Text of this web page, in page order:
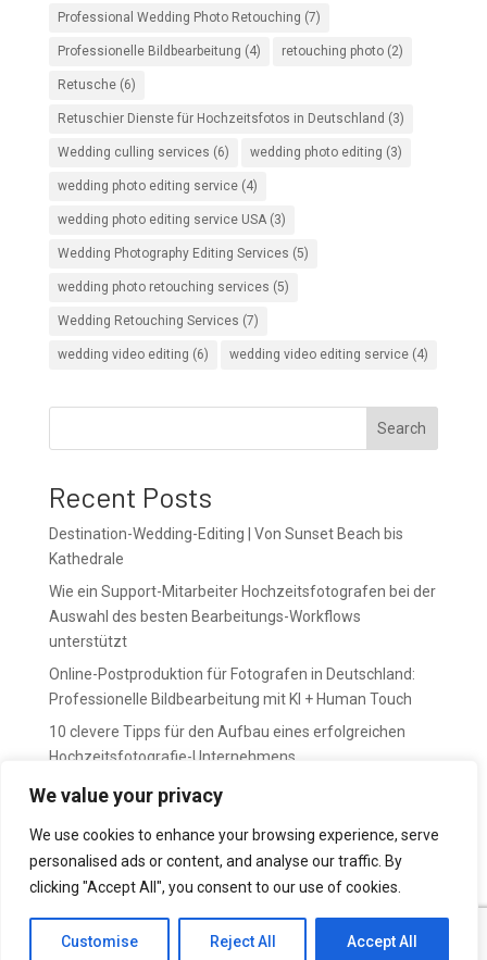
We value your privacy
We use cookies to enhance your browsing experience, serve
personalised ads or content, and analyse our traffic. By
clicking "Accept All", you consent to our use of cookies.
Customise Reject All Accept All
Professional Wedding Photo Retouching (7)
Professionelle Bildbearbeitung (4) retouching photo(2)
Retusche(6)
Retuschier Dienste für Hochzeitsfotos in Deutschland (3)
Wedding culling services (6) wedding photo editing (3)
wedding photo editing service(4)
wedding photo editing service USA(3)
Wedding Photography Editing Services (5)
wedding photo retouching services (5)
Wedding Retouching Services (7)
wedding video editing (6) wedding video editing service(4)
Search
Recent Posts
Destination-Wedding-Editing | Von Sunset Beach bis
Kathedrale
Wie ein Support-Mitarbeiter Hochzeitsfotografen bei der
Auswahl des besten Bearbeitungs-Workflows
unterstützt
Online-Postproduktion für Fotografen in Deutschland:
Professionelle Bildbearbeitung mit KI + Human Touch
10 clevere Tipps für den Aufbau eines erfolgreichen
Hochzeitsfotografie-Unternehmens
April bedeutet Vorbereitung. Mai bedeutet Druck.
Recent Comments
No comments to show.